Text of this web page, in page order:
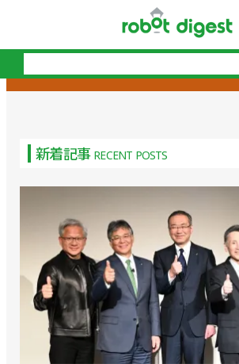
新着記事 RECENT POSTS